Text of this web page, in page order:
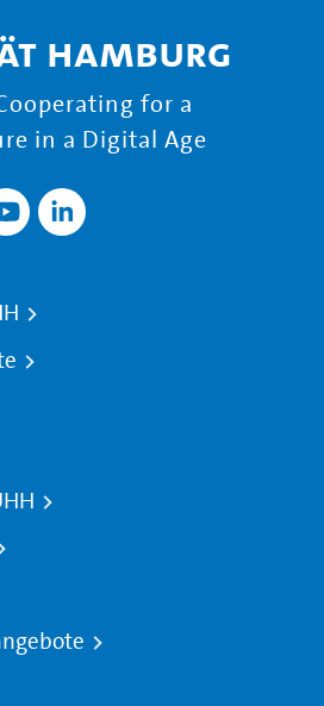
Hamburg
for a
in a Digital Age